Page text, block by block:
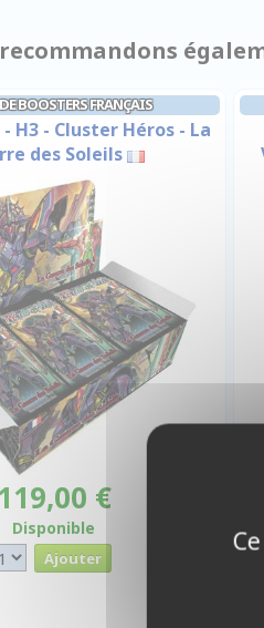
BOOSTERS FRANÇAIS
H3 - Cluster Héros - La
des Soleils
119,00 €
Disponible